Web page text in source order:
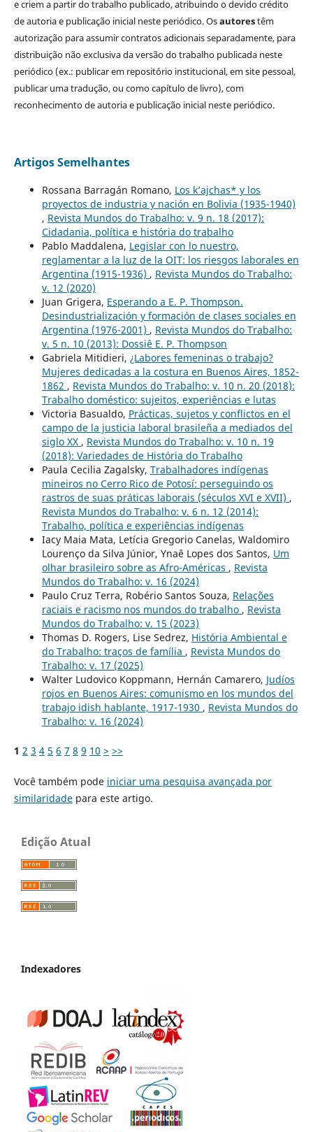
e criem a partir do trabalho publicado, atribuindo o devido crédito
de autoria e publicação inicial neste periódico. Osautorestêm
autorização para assumir contratos adicionais separadamente, para
distribuição não exclusiva da versão do trabalho publicada neste
periódico (ex.: publicar em repositório institucional, em site pessoal,
publicar uma tradução, ou como capítulo de livro), com
reconhecimento de autoria e publicação inicial neste periódico.
Artigos Semelhantes
Rossana Barragán Romano, Los k’ajchas* y los
proyectos de industria y nación en Bolivia (1935-1940)
, Revista Mundos do Trabalho: v. 9 n. 18 (2017):
Cidadania, política e história do trabalho
Pablo Maddalena, Legislar con lo nuestro,
reglamentar a la luz de la OIT: los riesgos laborales en
Argentina (1915-1936) , Revista Mundos do Trabalho:
v. 12 (2020)
Juan Grigera, Esperando a E. P. Thompson.
Desindustrialización y formación de clases sociales en
Argentina (1976-2001) , Revista Mundos do Trabalho:
v. 5 n. 10 (2013): Dossiê E. P. Thompson
Gabriela Mitidieri, ¿Labores femeninas o trabajo?
Mujeres dedicadas a la costura en Buenos Aires, 1852-
1862 , Revista Mundos do Trabalho: v. 10 n. 20 (2018):
Trabalho doméstico: sujeitos, experiências e lutas
Victoria Basualdo, Prácticas, sujetos y conflictos en el
campo de la justicia laboral brasileña a mediados del
siglo XX , Revista Mundos do Trabalho: v. 10 n. 19
(2018): Variedades de História do Trabalho
Paula Cecilia Zagalsky, Trabalhadores indígenas
mineiros no Cerro Rico de Potosí: perseguindo os
rastros de suas práticas laborais (séculos XVI e XVII) ,
Revista Mundos do Trabalho: v. 6 n. 12 (2014):
Trabalho, política e experiências indígenas
Iacy Maia Mata, Letícia Gregorio Canelas, Waldomiro
Lourenço da Silva Júnior, Ynaê Lopes dos Santos, Um
olhar brasileiro sobre as Afro-Américas , Revista
Mundos do Trabalho: v. 16 (2024)
Paulo Cruz Terra, Robério Santos Souza, Relações
raciais e racismo nos mundos do trabalho , Revista
Mundos do Trabalho: v. 15 (2023)
Thomas D. Rogers, Lise Sedrez, História Ambiental e
do Trabalho: traços de família , Revista Mundos do
Trabalho: v. 17 (2025)
Walter Ludovico Koppmann, Hernán Camarero, Judíos
rojos en Buenos Aires: comunismo en los mundos del
trabajo idish hablante, 1917-1930 , Revista Mundos do
Trabalho: v. 16 (2024)
1 2 3 4 5 6 7 8 9 10 > >>
Você também pode iniciar uma pesquisa avançada por
similaridadepara este artigo.
Edição Atual
Indexadores